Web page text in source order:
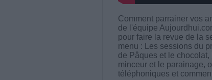
Comment parrainer vos
de l'équipe
pour faire la revue de la
menu : Les sessions du
de Pâques et le
minceur et le parainage,
téléphoniques et